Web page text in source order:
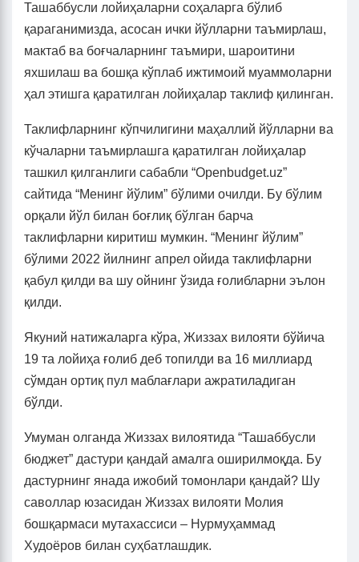
Ташаббусли лойиҳаларни соҳаларга бўлиб
қараганимизда, асосан ички йўлларни таъмирлаш,
мактаб ва боғчаларнинг таъмири, шароитини
яхшилаш ва бошқа кўплаб ижтимоий муаммоларни
ҳал этишга қаратилган лойиҳалар таклиф қилинган.
Таклифларнинг кўпчилигини маҳаллий йўлларни ва
кўчаларни таъмирлашга қаратилган лойиҳалар
ташкил қилганлиги сабабли “Openbudget.uz”
сайтида “Менинг йўлим” бўлими очилди. Бу бўлим
орқали йўл билан боғлиқ бўлган барча
таклифларни киритиш мумкин. “Менинг йўлим”
бўлими 2022 йилнинг апрел ойида таклифларни
қабул қилди ва шу ойнинг ўзида ғолибларни эълон
қилди.
Якуний натижаларга кўра, Жиззах вилояти бўйича
19 та лойиҳа ғолиб деб топилди ва 16 миллиард
сўмдан ортиқ пул маблағлари ажратиладиган
бўлди.
Умуман олганда Жиззах вилоятида “Ташаббусли
бюджет” дастури қандай амалга оширилмоқда. Бу
дастурнинг янада ижобий томонлари қандай? Шу
саволлар юзасидан Жиззах вилояти Молия
бошқармаси мутахассиси – Нурмуҳаммад
Худоёров билан суҳбатлашдик.